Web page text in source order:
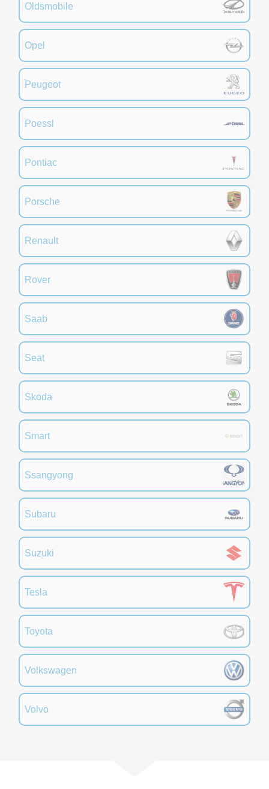
Oldsmobile
Opel
Peugeot
Poessl
Pontiac
Porsche
Renault
Rover
Saab
Seat
Skoda
Smart
Ssangyong
Subaru
Suzuki
Tesla
Toyota
Volkswagen
Volvo